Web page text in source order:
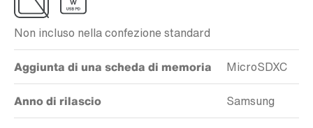
Non incluso nella confezione standard
Aggiunta di una scheda di memoria MicroSDXC
Anno di rilascio Samsung